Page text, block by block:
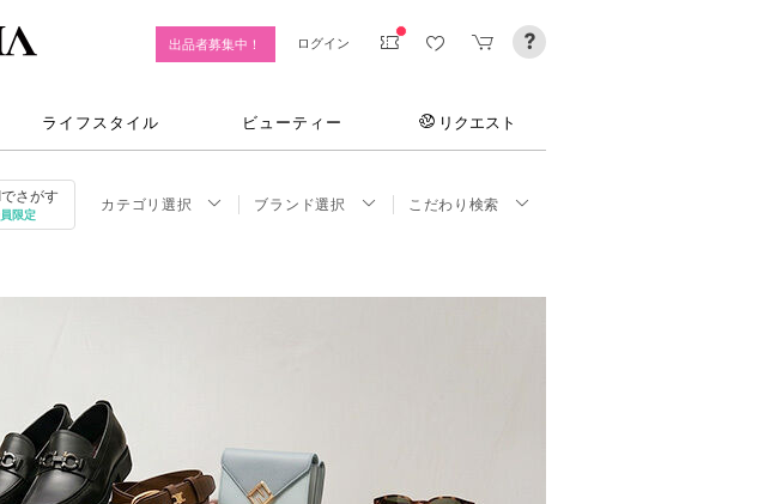
出品者募集中！ ログイン
ライフスタイル ビューティー リクエスト
さがす
限定
カテゴリ選択 ブランド選択 こだわり検索